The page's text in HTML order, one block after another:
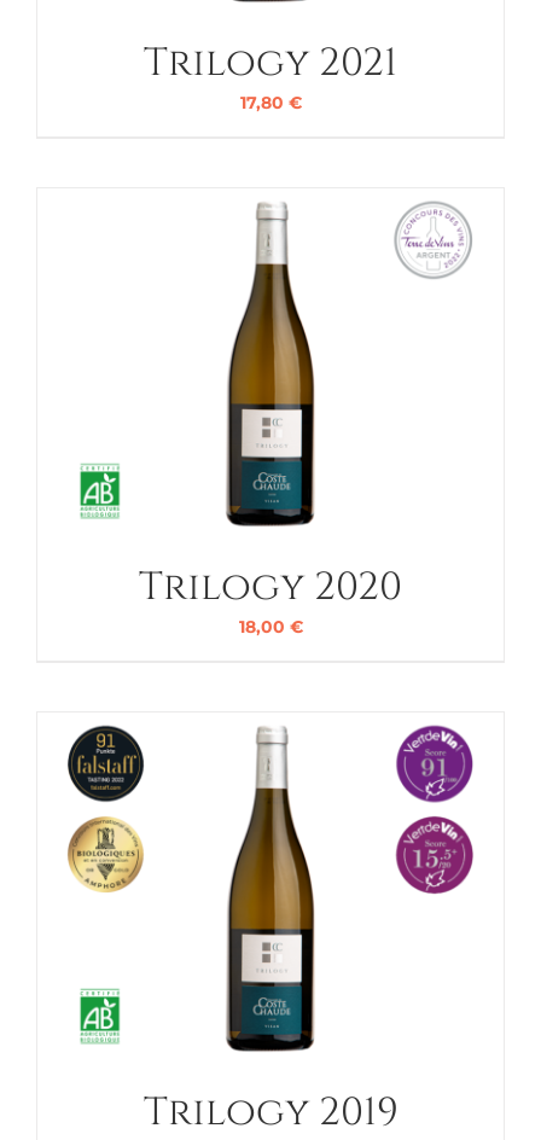
Trilogy 2021
17,80 €
Trilogy 2020
18,00 €
Trilogy 2019